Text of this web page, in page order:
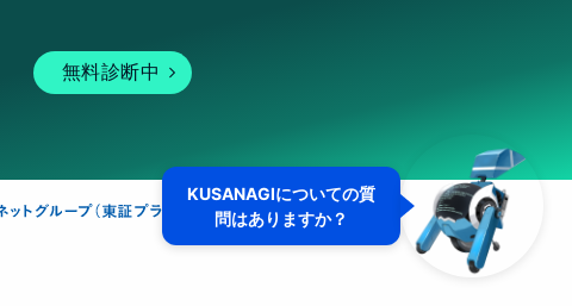
無料診断中
KUSANAGIについての質
問はありますか？